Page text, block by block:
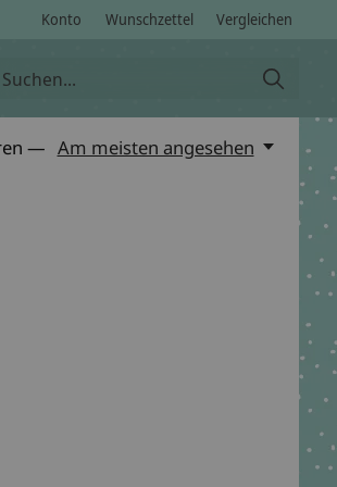
Konto Wunschzettel Vergleichen
— Am meisten angesehen